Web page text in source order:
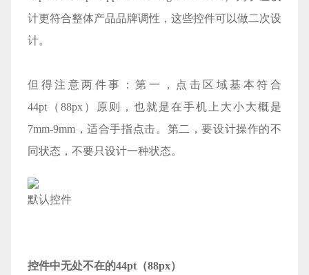
计更符合整体产品品牌调性，这些控件可以做二次设
计。
但得注意两件事：第一，点击区域基本符合
44pt（88px）原则，也就是在手机上大小大概是
7mm-9mm，适合手指点击。第二，要设计操作的不
同状态，不要只设计一种状态。
默认控件
控件中无处不在的44pt（88px）